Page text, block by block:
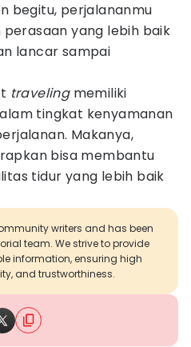
begitu, perjalananmu
yang lebih baik
lancar sampai
travelingmemiliki
tingkat kenyamanan
Makanya,
bisa membantu
tidur yang lebih baik
writers and has been
team. We strive to provide
information, ensuring high
and trustworthiness.